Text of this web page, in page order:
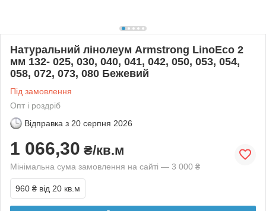
Натуральний лінолеум Armstrong LinoEco 2
мм 132- 025, 030, 040, 041, 042, 050, 053, 054,
058, 072, 073, 080 Бежевий
Під замовлення
Опт і роздріб
Відправка з 20 серпня 2026
1 066,30 ₴/кв.м
Мінімальна сума замовлення на сайті — 3 000 ₴
960 ₴ від 20 кв.м